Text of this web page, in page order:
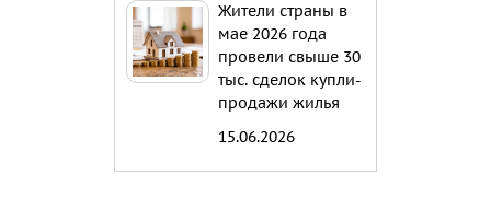
Жители страны в
мае 2026 года
провели свыше 30
тыс. сделок купли-
продажи жилья
15.06.2026